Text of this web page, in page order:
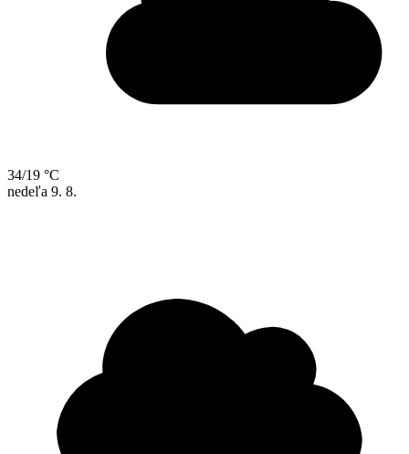
34/19 °C
nedeľa 9. 8.